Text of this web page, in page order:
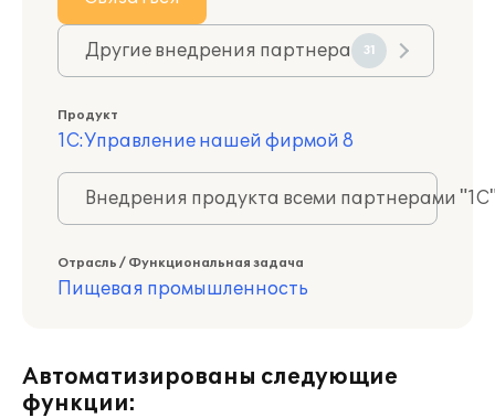
Другие внедрения партнера 31
Продукт
1С:Управление нашей фирмой 8
Внедрения продукта всеми партнерами
Отрасль / Функциональная задача
Пищевая промышленность
Автоматизированы следующие
функции: